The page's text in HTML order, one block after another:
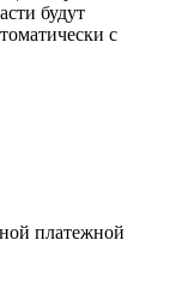
будут
с
платежной